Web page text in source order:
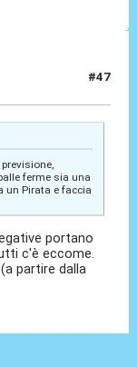
#47
ferme sia una
un Pirata e faccia
portano
c'è eccome.
partire dalla